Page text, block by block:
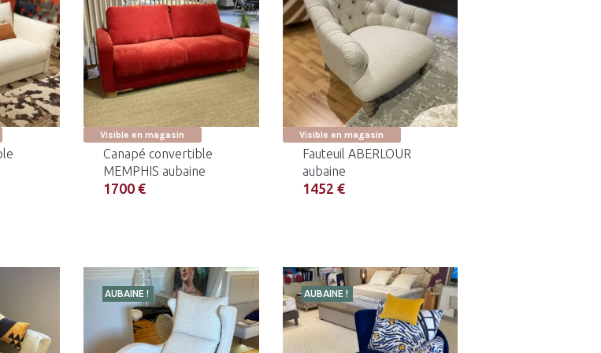
Visible en magasin
Canapé convertible
MEMPHIS aubaine
1700 €
Visible en magasin
Fauteuil ABERLOUR
aubaine
1452 €
AUBAINE ! AUBAINE !